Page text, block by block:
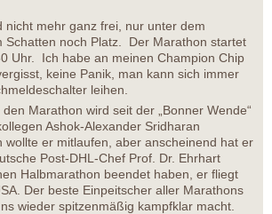
nicht mehr ganz frei, nur unter dem
Schatten noch Platz. Der Marathon startet
Uhr. Ich habe an meinen Champion Chip
keine Panik, man kann sich immer
leihen.
Marathon wird seit der „Bonner Wende“
Ashok-Alexander Sridharan
wollte er mitlaufen, aber anscheinend hat er
Post-DHL-Chef Prof. Dr. Ehrhart
Halbmarathon beendet haben, er fliegt
Der beste Einpeitscher aller Marathons
wieder spitzenmäßig kampfklar macht.